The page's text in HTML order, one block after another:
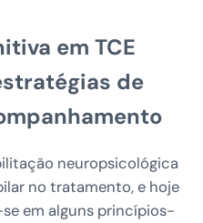
em TCE
de
neuropsicológica
no tratamento, e hoje
em alguns princípios-